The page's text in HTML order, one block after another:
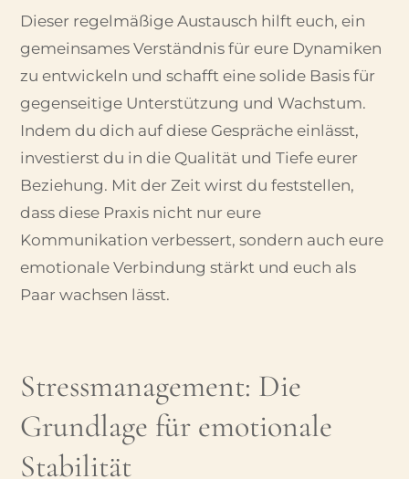
Dieser regelmäßige Austausch hilft euch, ein
gemeinsames Verständnis für eure Dynamiken
zu entwickeln und schafft eine solide Basis für
gegenseitige Unterstützung und Wachstum.
Indem du dich auf diese Gespräche einlässt,
investierst du in die Qualität und Tiefe eurer
Beziehung. Mit der Zeit wirst du feststellen,
dass diese Praxis nicht nur eure
Kommunikation verbessert, sondern auch eure
emotionale Verbindung stärkt und euch als
Paar wachsen lässt.
Stressmanagement: Die
Grundlage für emotionale
Stabilität